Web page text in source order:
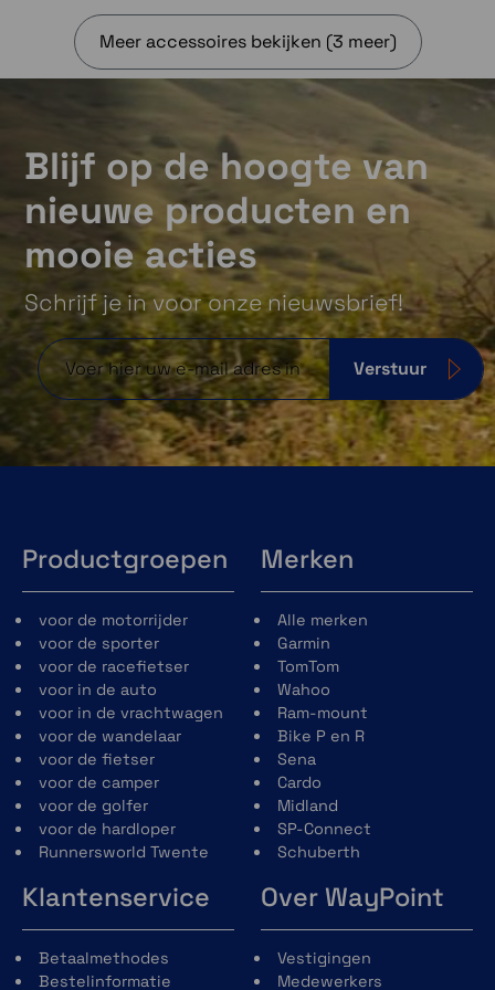
Route voor mileuzones
Ontvang begeleiding en waarschuwingen
over milieuzones op de route.
Kaartdekking
De Garmin Drive 53 bevat vooraf geladen
wegenkaarten en kaartupdates voor Europa.
Werk kaarten en software bij met Garmin
Express™ of Wi-Fi®.
Garmin Real Directions Functie
voor-afslag aanwijzingen met straatnamen en
namen van winkels en opvallende punten.
Gratis live verkeers- en weersinformatie
Vermijd vertragingen en vind tijdbesparende
omwegen met live verkeersinformatie
wanneer het toestel is gekoppeld met een
compatibele smartphone (met Bluetooth en
GPS) waarop de Garmin Drive™ app wordt
uitgevoerd. Bekijk ook weersverwachtingen,
huidige omstandigheden en bewegende
radarbeelden.
Meer accessoires bekijken (3 meer)
Blijf op de hoogte van
nieuwe producten en
mooie acties
Schrijf je in voor onze nieuwsbrief!
Verstuur
Productgroepen
voor de motorrijder
voor de sporter
voor de racefietser
voor in de auto
voor in de vrachtwagen
voor de wandelaar
voor de fietser
voor de camper
voor de golfer
voor de hardloper
Runnersworld Twente
Merken
Alle merken
Garmin
TomTom
Wahoo
Ram-mount
Bike P en R
Sena
Cardo
Midland
SP-Connect
Schuberth
Klantenservice
Betaalmethodes
Bestelinformatie
Over WayPoint
Vestigingen
Medewerkers